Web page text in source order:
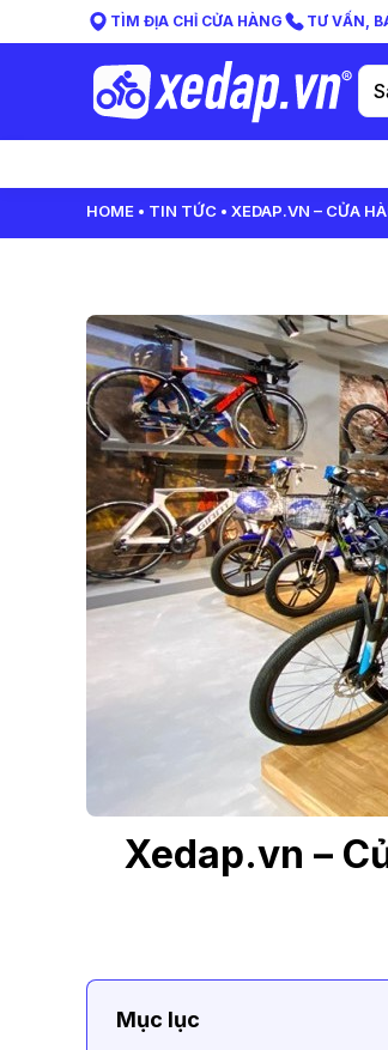
TÌM ĐỊA CHỈ CỬA HÀNG TƯ VẤN,
HOME TIN TỨC XEDAP.VN – CỬA
Xedap.vn –
Mục lục